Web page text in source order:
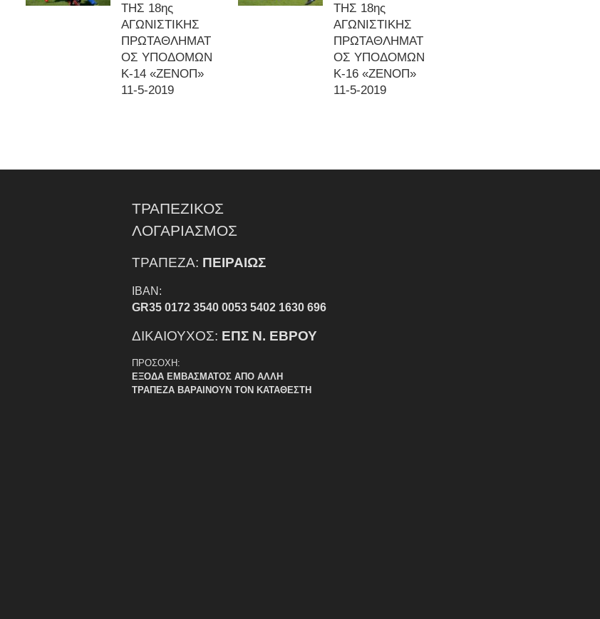
ΤΗΣ 18ης
ΑΓΩΝΙΣΤΙΚΗΣ
ΠΡΩΤΑΘΛΗΜΑΤ
ΟΣ ΥΠΟΔΟΜΩΝ
Κ-14 «ΖΕΝΟΠ»
11-5-2019
ΤΗΣ 18ης
ΑΓΩΝΙΣΤΙΚΗΣ
ΠΡΩΤΑΘΛΗΜΑΤ
ΟΣ ΥΠΟΔΟΜΩΝ
Κ-16 «ΖΕΝΟΠ»
11-5-2019
ΤΡΑΠΕΖΙΚΟΣ
ΛΟΓΑΡΙΑΣΜΟΣ
ΤΡΑΠΕΖΑ: ΠΕΙΡΑΙΩΣ
IBAN:
GR35 0172 3540 0053 5402 1630 696
ΔΙΚΑΙΟΥΧΟΣ: ΕΠΣ Ν. ΕΒΡΟΥ
ΠΡΟΣΟΧΗ:
ΕΞΟΔΑ ΕΜΒΑΣΜΑΤΟΣ ΑΠΟ ΑΛΛΗ
ΤΡΑΠΕΖΑ ΒΑΡΑΙΝΟΥΝ ΤΟΝ ΚΑΤΑΘΕΣΤΗ